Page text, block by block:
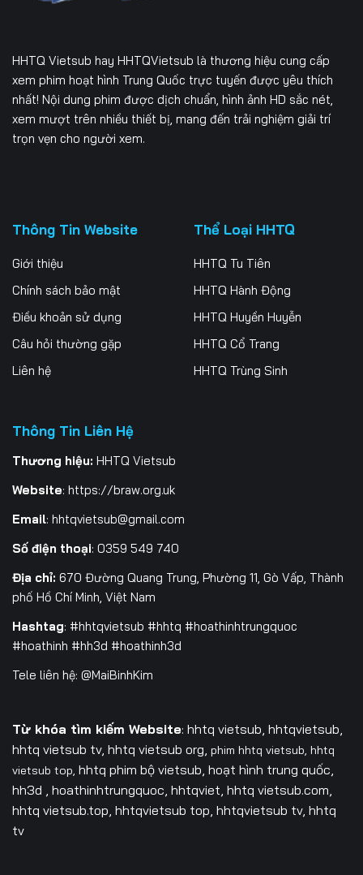
HHTQ Vietsub hay HHTQVietsub là thương hiệu cung cấp
xem phim hoạt hình Trung Quốc trực tuyến được yêu thích
nhất! Nội dung phim được dịch chuẩn, hình ảnh HD sắc nét,
xem mượt trên nhiều thiết bị, mang đến trải nghiệm giải trí
trọn vẹn cho người xem.
Thông Tin Website
Giới thiệu
Chính sách bảo mật
Điều khoản sử dụng
Câu hỏi thường gặp
Liên hệ
Thể Loại HHTQ
HHTQ Tu Tiên
HHTQ Hành Động
HHTQ Huyền Huyễn
HHTQ Cổ Trang
HHTQ Trùng Sinh
Thông Tin Liên Hệ
Thương hiệu: HHTQ Vietsub
Website: https://braw.org.uk
Email: hhtqvietsub@gmail.com
Số điện thoại: 0359 549 740
Địa chỉ: 670 Đường Quang Trung, Phường 11, Gò Vấp, Thành
phố Hồ Chí Minh, Việt Nam
Hashtag: #hhtqvietsub #hhtq #hoathinhtrungquoc
#hoathinh #hh3d #hoathinh3d
Tele liên hệ: @MaiBinhKim
Từ khóa tìm kiếm Website: hhtq vietsub, hhtqvietsub,
hhtq vietsub tv, hhtq vietsub org, phim hhtq vietsub, hhtq
vietsub top, hhtq phim bộ vietsub, hoạt hình trung quốc,
hh3d , hoathinhtrungquoc, hhtqviet, hhtq vietsub.com,
hhtq vietsub.top, hhtqvietsub top, hhtqvietsub tv, hhtq
tv